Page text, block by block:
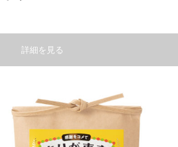
詳細を見る